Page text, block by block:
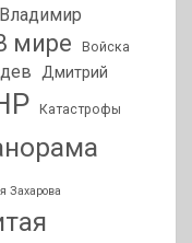
Владимир
мире Войска
Дмитрий
Катастрофы
Захарова